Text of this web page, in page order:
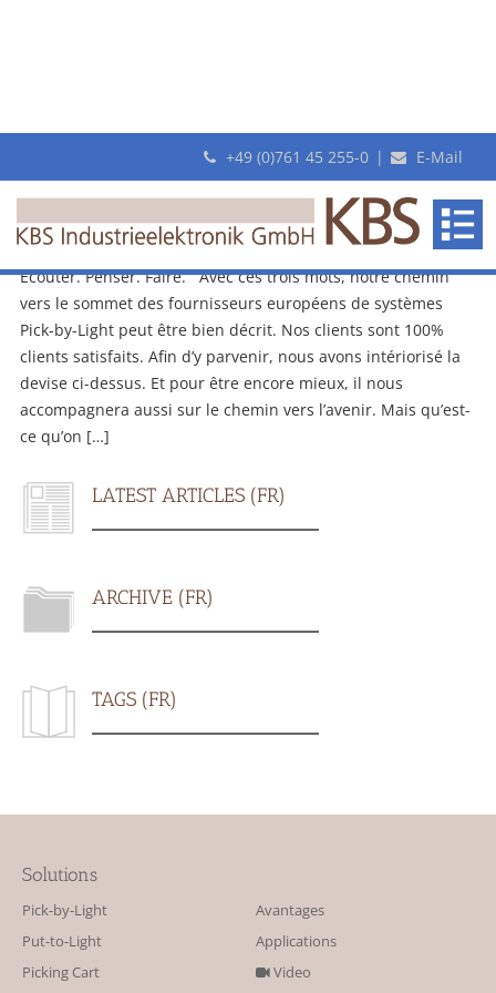
+49 (0)761 45 255-0 | E-Mail
Monthly Archives: juillet 2017
25. juillet 2017
Écouter. Penser. Faire. Avec ces trois mots, notre chemin
vers le sommet des fournisseurs européens de systèmes
Pick-by-Light peut être bien décrit. Nos clients sont 100%
clients satisfaits. Afin d’y parvenir, nous avons intériorisé la
devise ci-dessus. Et pour être encore mieux, il nous
accompagnera aussi sur le chemin vers l’avenir. Mais qu’est-
ce qu’on […]
LATEST ARTICLES (FR)
ARCHIVE (FR)
TAGS (FR)
Solutions
Pick-by-Light
Put-to-Light
Picking Cart
Avantages
Applications
Video